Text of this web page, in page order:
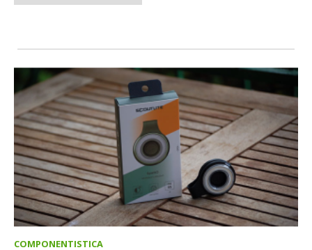
COMPONENTISTICA